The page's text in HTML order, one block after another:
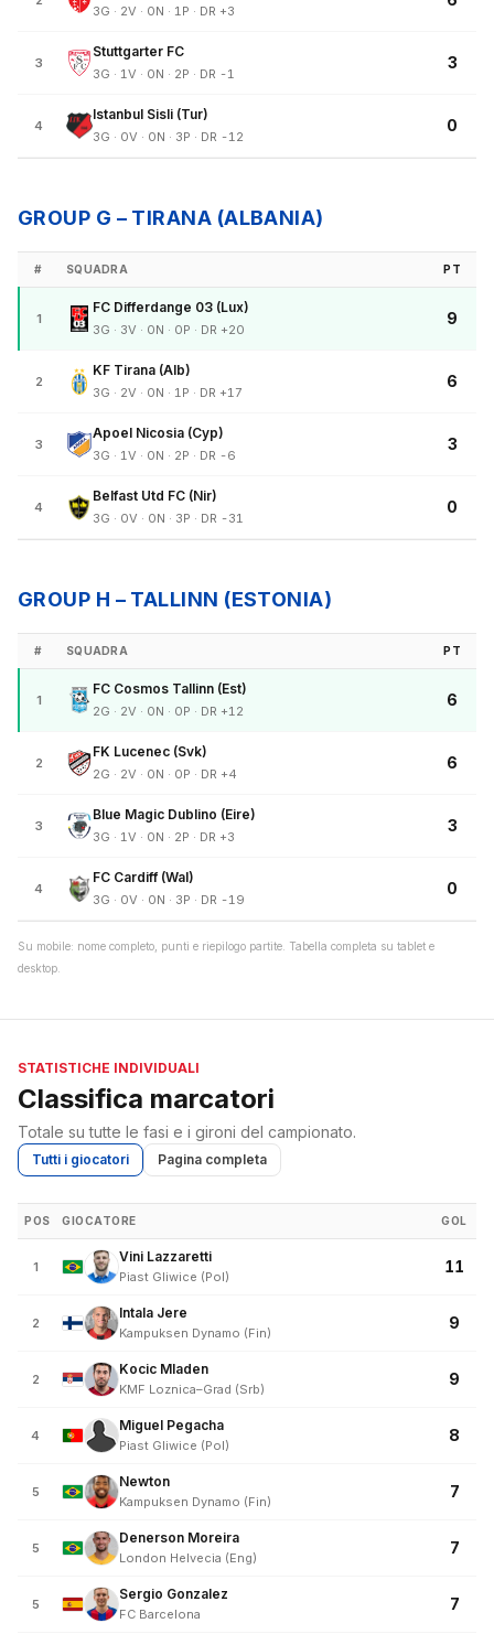
3G · 2V · 0N · 1P · DR +3
3
Stuttgarter FC
3G · 1V · 0N · 2P · DR -1
3
4
Istanbul Sisli (Tur)
3G · 0V · 0N · 3P · DR -12
0
GROUP G – TIRANA (ALBANIA)
# SQUADRA PT
1
FC Differdange 03 (Lux)
3G · 3V · 0N · 0P · DR +20
9
2
KF Tirana (Alb)
3G · 2V · 0N · 1P · DR +17
6
3
Apoel Nicosia (Cyp)
3G · 1V · 0N · 2P · DR -6
3
4
Belfast Utd FC (Nir)
3G · 0V · 0N · 3P · DR -31
0
GROUP H – TALLINN (ESTONIA)
# SQUADRA PT
1
FC Cosmos Tallinn (Est)
2G · 2V · 0N · 0P · DR +12
6
2
FK Lucenec (Svk)
2G · 2V · 0N · 0P · DR +4
6
3
Blue Magic Dublino (Eire)
3G · 1V · 0N · 2P · DR +3
3
4
FC Cardiff (Wal)
3G · 0V · 0N · 3P · DR -19
0
Su mobile: nome completo, punti e riepilogo partite. Tabella completa su tablet e
desktop.
STATISTICHE INDIVIDUALI
Classifica marcatori
Totale su tutte le fasi e i gironi del campionato.
Tutti i giocatori Pagina completa
POS GIOCATORE GOL
1
Vini Lazzaretti
Piast Gliwice (Pol)
11
2
Intala Jere
Kampuksen Dynamo (Fin)
9
2
Kocic Mladen
KMF Loznica–Grad (Srb)
9
4
Miguel Pegacha
Piast Gliwice (Pol)
8
5
Newton
Kampuksen Dynamo (Fin)
7
5
Denerson Moreira
London Helvecia (Eng)
7
5
Sergio Gonzalez
FC Barcelona
7